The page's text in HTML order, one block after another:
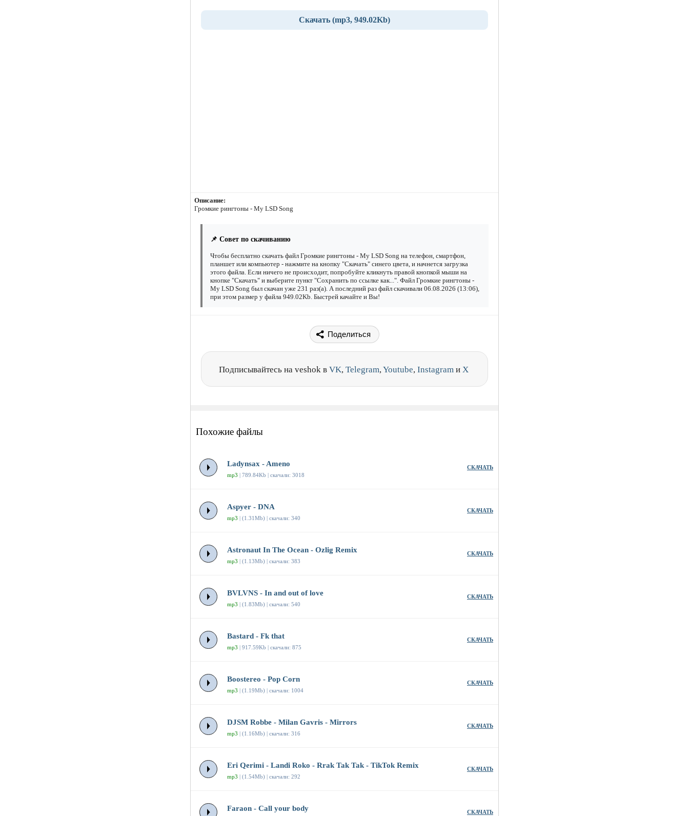
Скачать (mp3, 949.02Kb)
Описание:
Громкие рингтоны - My LSD Song
📌 Совет по скачиванию
Чтобы бесплатно скачать файл Громкие рингтоны - My LSD Song на телефон, смартфон,
планшет или компьютер - нажмите на кнопку "Скачать" синего цвета, и начнется загрузка
этого файла. Если ничего не происходит, попробуйте кликнуть правой кнопкой мыши на
кнопке "Скачать" и выберите пункт "Сохранить по ссылке как...". Файл Громкие рингтоны -
My LSD Song был скачан уже 231 раз(а). А последний раз файл скачивали 06.08.2026 (13:06),
при этом размер у файла 949.02Kb. Быстрей качайте и Вы!
Поделиться
Подписывайтесь на veshok в VK, Telegram,Youtube, Instagram и X
Похожие файлы
Ladynsax - Ameno
mp3 | 789.84Kb | скачали: 3018
СКАЧАТЬ
Aspyer - DNA
mp3 | (1.31Mb) | скачали: 340
СКАЧАТЬ
Astronaut In The Ocean - Ozlig Remix
mp3 | (1.13Mb) | скачали: 383
СКАЧАТЬ
BVLVNS - In and out of love
mp3 | (1.83Mb) | скачали: 540
СКАЧАТЬ
Bastard - Fk that
mp3 | 917.59Kb | скачали: 875
СКАЧАТЬ
Boostereo - Pop Corn
mp3 | (1.19Mb) | скачали: 1004
СКАЧАТЬ
DJSM Robbe - Milan Gavris - Mirrors
mp3 | (1.16Mb) | скачали: 316
СКАЧАТЬ
Eri Qerimi - Landi Roko - Rrak Tak Tak - TikTok Remix
mp3 | (1.54Mb) | скачали: 292
СКАЧАТЬ
Faraon - Call your body СКАЧАТЬ